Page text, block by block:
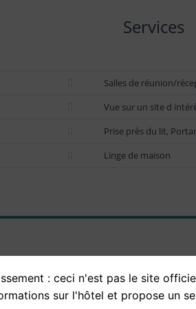
Services
Salles de réunion/
Vue sur un site d
Prise près du lit,
Linge de maison
posées en
: ceci n'est pas le site
sur l'hôtel et propose un